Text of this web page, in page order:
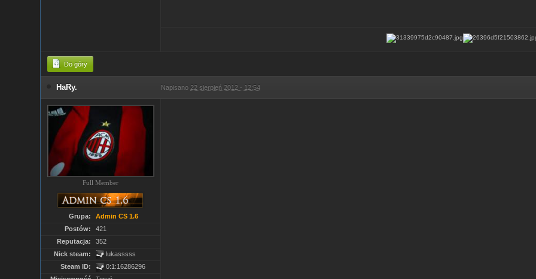
Do góry
HaRy. Napisano 22 sierpień 2012 - 12:54
Full Member
Grupa:
Admin CS 1.6
Postów:
421
Reputacja:
352
Nick steam:
lukasssss
Steam ID:
0:1:16286296